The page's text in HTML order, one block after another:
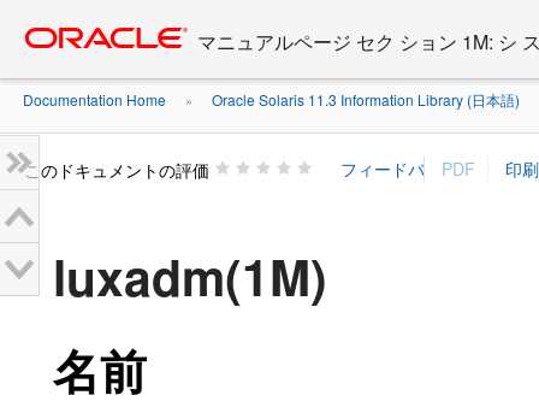
content
マニュアルページ セク ション 1M: シ
Documentation Home » Oracle Solaris 11.3 Information Library (日本語)
このドキュメントの評価
luxadm(1M)
名前